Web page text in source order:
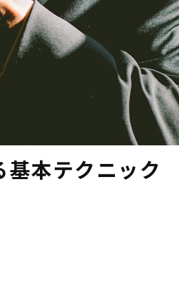
本テクニック